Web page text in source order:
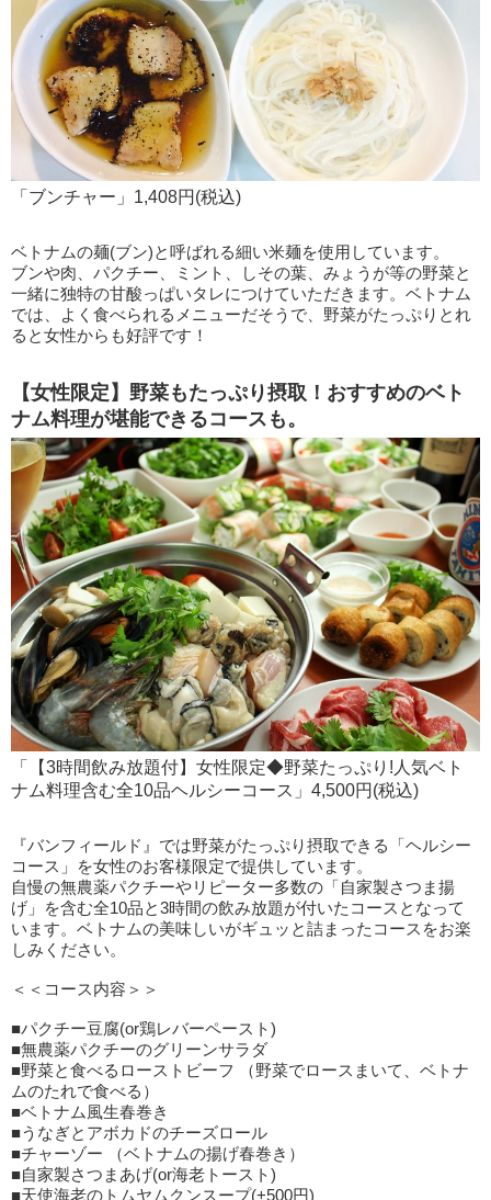
「ブンチャー」1,408円(税込)
ベトナムの麺(ブン)と呼ばれる細い米麺を使用しています。
ブンや肉、パクチー、ミント、しその葉、みょうが等の野菜と
一緒に独特の甘酸っぱいタレにつけていただきます。ベトナム
では、よく食べられるメニューだそうで、野菜がたっぷりとれ
ると女性からも好評です！
【女性限定】野菜もたっぷり摂取！おすすめのベト
ナム料理が堪能できるコースも。
「【3時間飲み放題付】女性限定◆野菜たっぷり!人気ベト
ナム料理含む全10品ヘルシーコース」4,500円(税込)
『バンフィールド』では野菜がたっぷり摂取できる「ヘルシー
コース」を女性のお客様限定で提供しています。
自慢の無農薬パクチーやリピーター多数の「自家製さつま揚
げ」を含む全10品と3時間の飲み放題が付いたコースとなって
います。ベトナムの美味しいがギュッと詰まったコースをお楽
しみください。
＜＜コース内容＞＞
■パクチー豆腐(or鶏レバーペースト)
■無農薬パクチーのグリーンサラダ
■野菜と食べるローストビーフ （野菜でロースまいて、ベトナ
ムのたれで食べる）
■ベトナム風生春巻き
■うなぎとアボカドのチーズロール
■チャーゾー （ベトナムの揚げ春巻き）
■自家製さつまあげ(or海老トースト)
■天使海老のトムヤムクンスープ(+500円)